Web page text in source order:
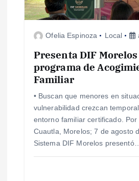
Ofelia Espinoza Local
Presenta DIF
programa de
Familiar
• Buscan que menores en
vulnerabilidad crezcan
entorno familiar certificado.
Cuautla, Morelos; 7 de agosto
Sistema DIF Morelos presentó…